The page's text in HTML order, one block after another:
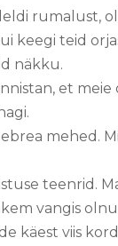
rumalust,
keegi teid
näkku.
et
mehed.
teenrid.
vangis
käest viis